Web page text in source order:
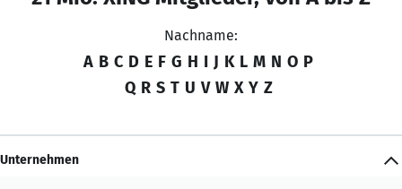
Nachname:
A B C D E F G H I J K L M N O P
Q R S T U V W X Y Z
Unternehmen